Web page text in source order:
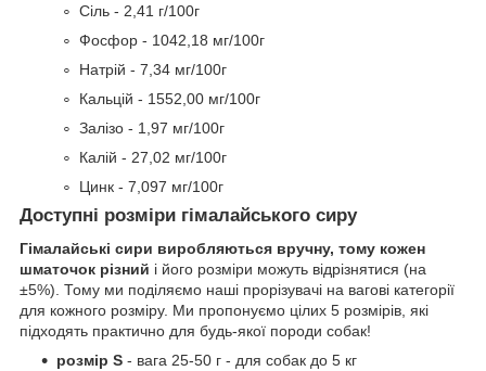
Сіль - 2,41 г/100г
Фосфор - 1042,18 мг/100г
Натрій - 7,34 мг/100г
Кальцій - 1552,00 мг/100г
Залізо - 1,97 мг/100г
Калій - 27,02 мг/100г
Цинк - 7,097 мг/100г
Доступні розміри гімалайського сиру
Гімалайські сири виробляються вручну, тому кожен
шматочок різний і його розміри можуть відрізнятися (на
±5%). Тому ми поділяємо наші прорізувачі на вагові категорії
для кожного розміру. Ми пропонуємо цілих 5 розмірів, які
підходять практично для будь-якої породи собак!
розмір S - вага 25-50 г - для собак до 5 кг